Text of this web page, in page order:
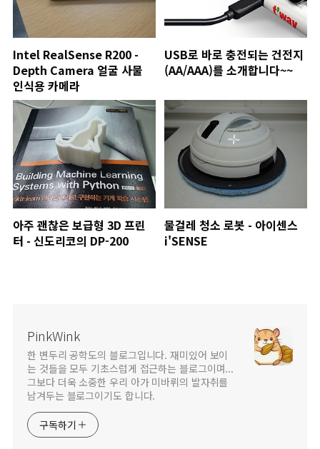
Intel RealSense R200 -
Depth Camera 얼굴 사물
인식용 카메라
USB로 바로 충전되는 건전지
(AA/AAA)를 소개합니다~~
아주 괜찮은 보급형 3D 프린
터 - 신도리코의 DP-200
물걸레 청소 로봇 - 아이센스
i'SENSE
PinkWink
한 변두리 공학도의 블로그입니다. 재미있어 보이
는 것들을 모두 기초스럽게 접근하는 블로그이며...
그보다 더욱 소중한 우리 아가 미바뤼의 발자취를
남겨두는 블로그이기도 합니다.
구독하기